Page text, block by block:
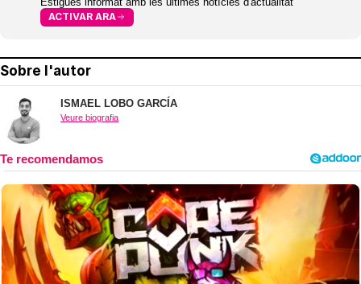
ACTIVAR ARA
Sobre l'autor
ISMAEL LOBO GARCÍA
Veure biografia